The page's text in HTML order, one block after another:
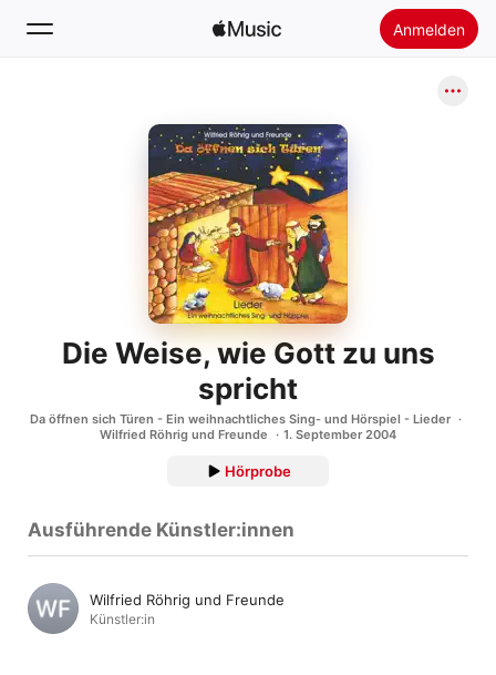
Anmelden
Apple Music installieren
Die Weise, wie Gott zu uns
spricht
Da öffnen sich Türen - Ein weihnachtliches Sing- und Hörspiel - Lieder
Wilfried Röhrig und Freunde
1. September 2004
Hörprobe
Ausführende Künstler:innen
Wilfried Röhrig und Freunde
Künstler:in